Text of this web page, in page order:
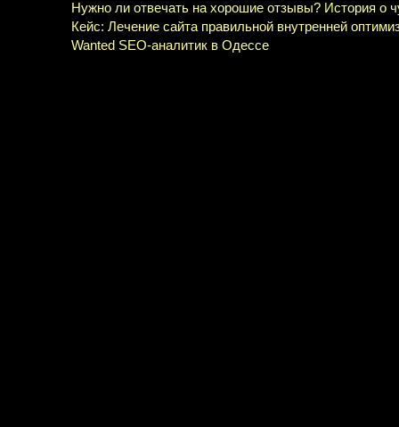
Нужно ли отвечать на хорошие отзывы? История о
Кейс: Лечение сайта правильной внутренней
Wanted SEO-аналитик в Одессе